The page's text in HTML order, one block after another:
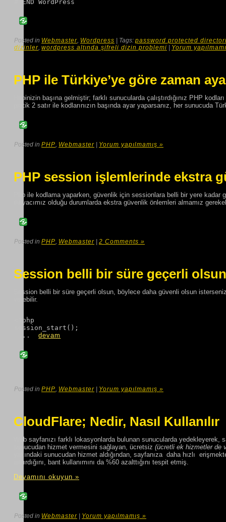
Posted in Webmaster Wordpress | Tags: password protected
dizinler wordpress altında şifreli dizin problemi | Yorum
PHP ile Türkiye’ye göre zaman
Hepinizin başına gelmiştir; farklı sunucularda çalıştırdığınız PHP
pratik 2 satır ile kodlarınızın başında ayar yaparsanız, her sunucuda
Posted in PHP Webmaster | Yorum yapılmamış »
PHP session işlemlerinde ekstra
Php ile kodlama yaparken, güvenlik için sessionlara belli bir yere
ihtiyacımız olduğu durumlarda ekstra güvenlik önlemleri almamız
Posted in PHP Webmaster | 2 Comments »
Session belli bir süre geçerli olsun
Session belli bir süre geçerli olsun, böylece daha güvenli olsun
verebilir.
<?php
session_start();
... devam
Posted in PHP, Webmaster Yorum yapılmamış »
CloudFlare; Nedir, Nasıl Kullanılır
Web sayfanızı farklı lokasyonlarda bulunan sunucularda
sunucudan hizmet vermesini sağlayan, ücretsiz (ücretli ek hizmetler de
yakındaki sunucudan hizmet aldığından, sayfanıza daha hızlı
arttırdığını, bant kullanımını da %60 azalttığını tespit etmiş.
Devamını okuyun »
Posted in Webmaster Yorum yapılmamış »